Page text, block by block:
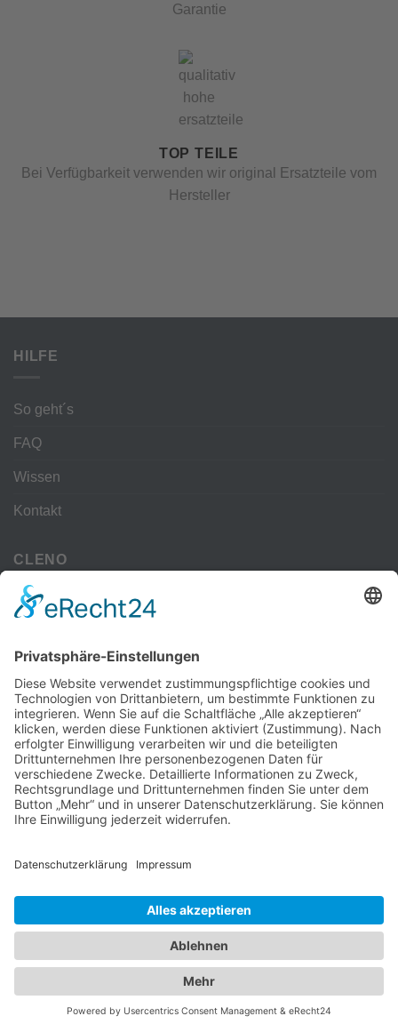
Garantie
TOP TEILE
Bei Verfügbarkeit verwenden wir original Ersatzteile vom
Hersteller
HILFE
So geht´s
FAQ
Wissen
Kontakt
CLENO
Alle Vorteile
kostenloser Versand
Deine Zahlmöglichkeiten
MEHR
Alte iPhone Modelle
Vertrag Widerrufen
DATENSCHUTZ
Cookie-Einstellungen